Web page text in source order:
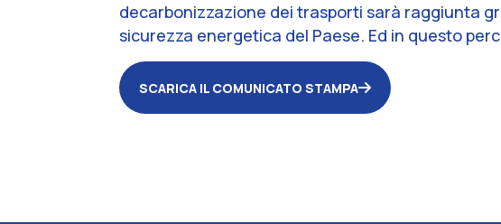
decarbonizzazione dei trasporti sarà raggiunta
sicurezza energetica del Paese. Ed in questo
SCARICA IL COMUNICATO STAMPA